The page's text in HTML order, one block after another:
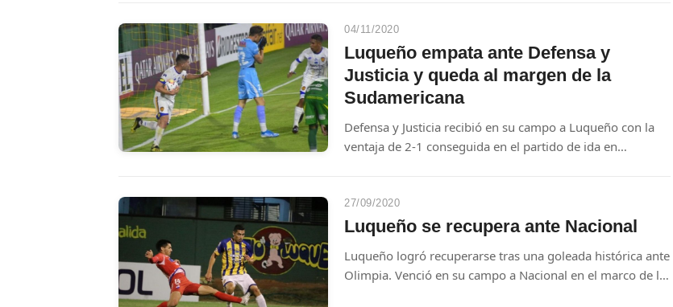
04/11/2020
Luqueño empata ante Defensa y
Justicia y queda al margen de la
Sudamericana
Defensa y Justicia recibió en su campo a Luqueño con la
ventaja de 2-1 conseguida en el partido de ida en
27/09/2020
Luqueño se recupera ante Nacional
Luqueño logró recuperarse tras una goleada histórica ante
Olimpia. Venció en su campo a Nacional en el marco de la